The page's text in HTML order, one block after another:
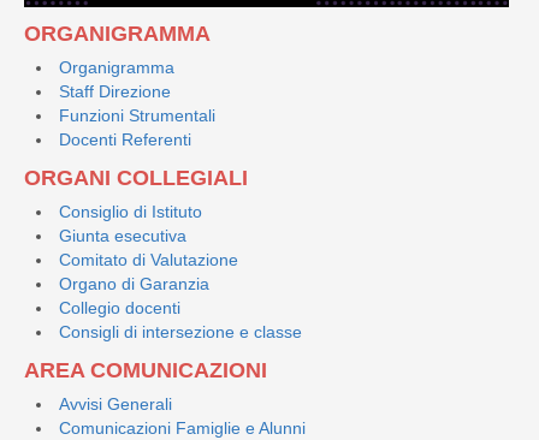
ORGANIGRAMMA
Organigramma
Staff Direzione
Funzioni Strumentali
Docenti Referenti
ORGANI COLLEGIALI
Consiglio di Istituto
Giunta esecutiva
Comitato di Valutazione
Organo di Garanzia
Collegio docenti
Consigli di intersezione e classe
AREA COMUNICAZIONI
Avvisi Generali
Comunicazioni Famiglie e Alunni